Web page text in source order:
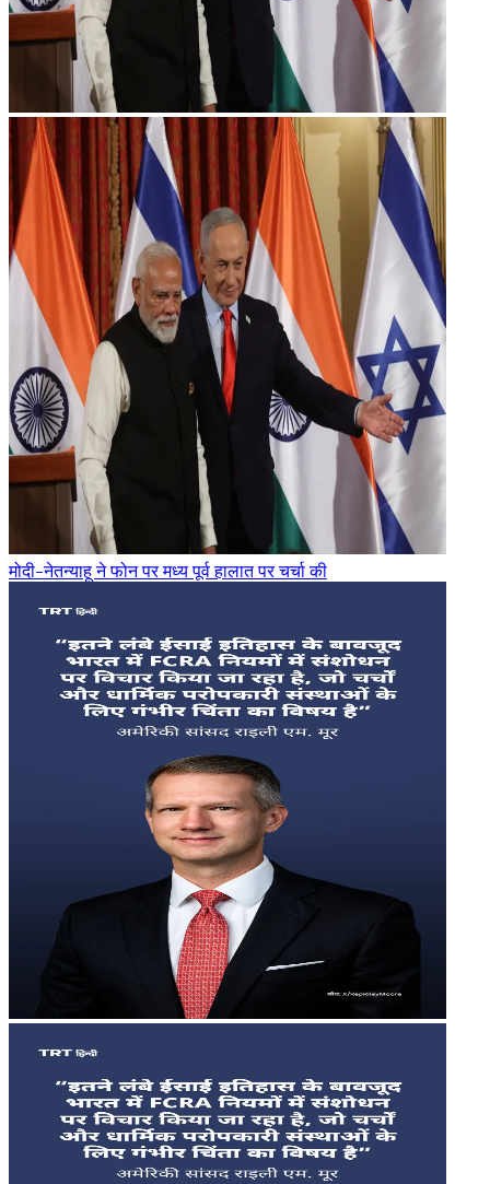
मोदी-नेतन्याहू ने फोन पर मध्य पूर्व हालात पर चर्चा की